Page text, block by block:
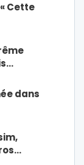
Cette
dans